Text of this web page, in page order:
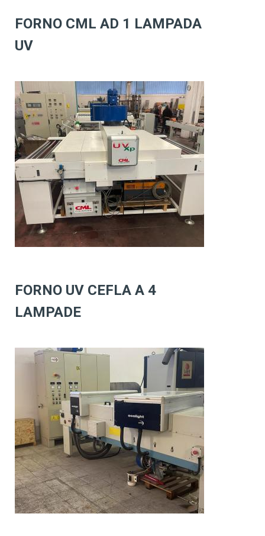
FORNO CML AD 1 LAMPADA
UV
FORNO UV CEFLA A 4
LAMPADE